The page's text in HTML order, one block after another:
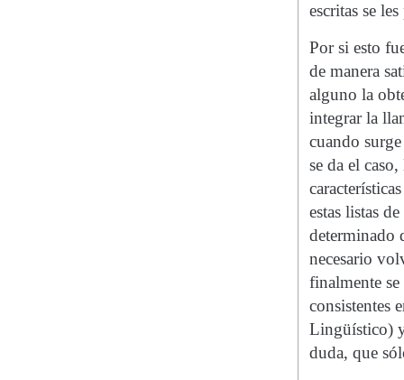
escritas se
Por si esto
de manera
alguno la
integrar la
cuando
se da el
estas listas
determinado
necesario
finalmente
consistentes
Lingüístico)
duda, que